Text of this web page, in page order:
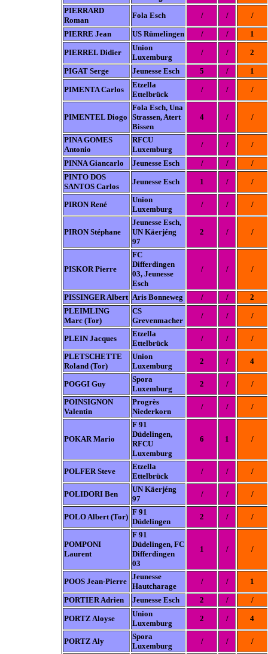
PIERRARD
Roman
Fola Esch / / /
PIERRE Jean US Rümelingen / / 1
PIERREL Didier
Union
Luxemburg
/ / 2
PIGAT Serge Jeunesse Esch 5 / 1
PIMENTA Carlos
Etzella
Ettelbrück
/ / /
PIMENTEL Diogo
Fola Esch, Una
Strassen, Atert
Bissen
4 / /
PINA GOMES
Antonio
RFCU
Luxemburg
/ / /
PINNA Giancarlo Jeunesse Esch / /
/
PINTO DOS
SANTOS Carlos
Jeunesse Esch 1 / /
PIRON René
Union
Luxemburg
/ / /
PIRON Stéphane
Jeunesse Esch,
UN Käerjéng
97
2 / /
PISKOR Pierre
FC
Differdingen
03, Jeunesse
Esch
/ / /
PISSINGER Albert Aris Bonneweg / /
2
PLEIMLING
Marc (Tor)
CS
Grevenmacher
/ / /
PLEIN Jacques
Etzella
Ettelbrück
/ /
/
PLETSCHETTE
Roland (Tor)
Union
Luxemburg
2 / 4
POGGI Guy
Spora
Luxemburg
2 /
/
POINSIGNON
Valentin
Progrès
Niederkorn
/ / /
POKAR Mario
F 91
Düdelingen,
RFCU
Luxemburg
6 1 /
POLFER Steve
Etzella
Ettelbrück
/ / /
POLIDORI Ben
UN Käerjéng
97
/ / /
POLO Albert (Tor)
F 91
Düdelingen
2 / /
POMPONI
Laurent
F 91
Düdelingen, FC
Differdingen
03
1 / /
POOS Jean-Pierre
Jeunesse
Hautcharage
/ / 1
PORTIER Adrien Jeunesse Esch 2 / /
PORTZ Aloyse
Union
Luxemburg
2 / 4
PORTZ Aly
Spora
Luxemburg
/ / /